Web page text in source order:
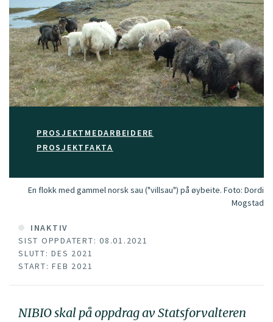
PROSJEKTMEDARBEIDERE
PROSJEKTFAKTA
En flokk med gammel norsk sau ("villsau") på øybeite. Foto: Dordi
Mogstad
INAKTIV
SIST OPPDATERT: 08.01.2021
SLUTT: DES 2021
START: FEB 2021
NIBIO skal på oppdrag av Statsforvalteren